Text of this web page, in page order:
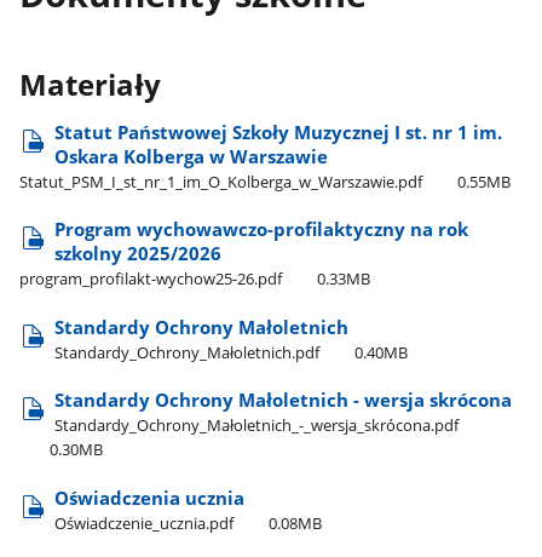
Materiały
Statut Państwowej Szkoły Muzycznej I st. nr 1 im.
Oskara Kolberga w Warszawie
Statut​_PSM​_I​_st​_nr​_1​_im​_O​_Kolberga​_w​_Warszawie.pdf 0.55MB
Program wychowawczo-profilaktyczny na rok
szkolny 2025/2026
program​_profilakt-wychow25-26.pdf 0.33MB
Standardy Ochrony Małoletnich
Standardy​_Ochrony​_Małoletnich.pdf 0.40MB
Standardy Ochrony Małoletnich - wersja skrócona
Standardy​_Ochrony​_Małoletnich​_-​_wersja​_skrócona.pdf
0.30MB
Oświadczenia ucznia
Oświadczenie​_ucznia.pdf 0.08MB